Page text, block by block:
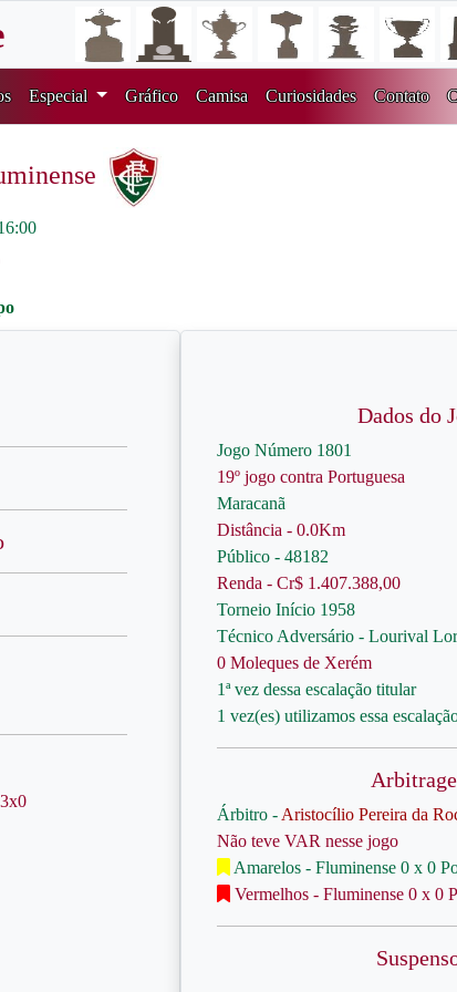
Especial Gráfico Camisa Curiosidades Contato
Dados do
Jogo Número 1801
19º jogo contra Portuguesa
Maracanã
Distância - 0.0Km
Público - 48182
Renda - Cr$ 1.407.388,00
Torneio Início 1958
Técnico Adversário - Lourival
0 Moleques de Xerém
1ª vez dessa escalação titular
1 vez(es) utilizamos essa
Árbitro - Aristocílio Pereira da
Não teve VAR nesse jogo
Amarelos - Fluminense 0 x 0
Vermelhos - Fluminense 0 x 0